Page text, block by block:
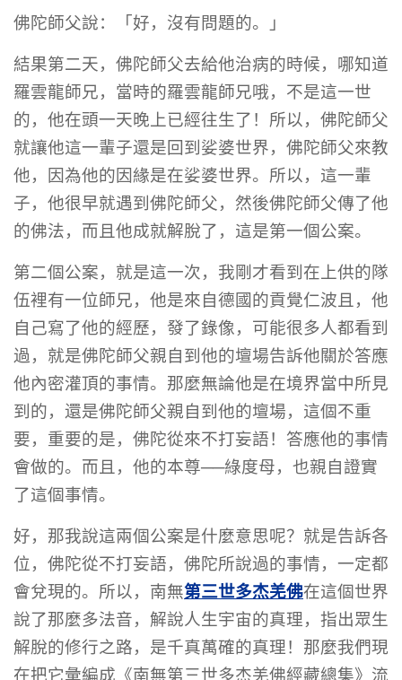
佛陀師父說：「好，沒有問題的。」
結果第二天，佛陀師父去給他治病的時候，哪知道
羅雲龍師兄，當時的羅雲龍師兄哦，不是這一世
的，他在頭一天晚上已經往生了！所以，佛陀師父
就讓他這一輩子還是回到娑婆世界，佛陀師父來教
他，因為他的因緣是在娑婆世界。所以，這一輩
子，他很早就遇到佛陀師父，然後佛陀師父傳了他
的佛法，而且他成就解脫了，這是第一個公案。
第二個公案，就是這一次，我剛才看到在上供的隊
伍裡有一位師兄，他是來自德國的貢覺仁波且，他
自己寫了他的經歷，發了錄像，可能很多人都看到
過，就是佛陀師父親自到他的壇場告訴他關於答應
他內密灌頂的事情。那麼無論他是在境界當中所見
到的，還是佛陀師父親自到他的壇場，這個不重
要，重要的是，佛陀從來不打妄語！答應他的事情
會做的。而且，他的本尊──綠度母，也親自證實
了這個事情。
好，那我說這兩個公案是什麼意思呢？就是告訴各
位，佛陀從不打妄語，佛陀所說過的事情，一定都
會兌現的。所以，南無第三世多杰羌佛在這個世界
說了那麼多法音，解說人生宇宙的真理，指出眾生
解脫的修行之路，是千真萬確的真理！那麼我們現
在把它彙編成《南無第三世多杰羌佛經藏總集》流